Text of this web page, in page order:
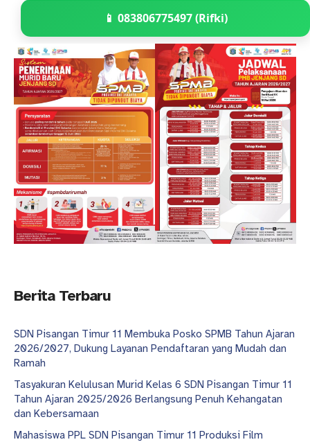
📱 083806775497 (Rifki)
Berita Terbaru
SDN Pisangan Timur 11 Membuka Posko SPMB Tahun Ajaran
2026/2027, Dukung Layanan Pendaftaran yang Mudah dan
Ramah
Tasyakuran Kelulusan Murid Kelas 6 SDN Pisangan Timur 11
Tahun Ajaran 2025/2026 Berlangsung Penuh Kehangatan
dan Kebersamaan
Mahasiswa PPL SDN Pisangan Timur 11 Produksi Film